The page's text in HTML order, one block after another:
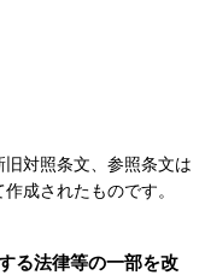
対照条文、参照条文は
成されたものです。
る法律等の一部を改